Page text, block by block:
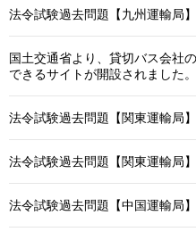
法令試験過去問題【九州運輸局
国土交通省より、貸切バス会社
できるサイトが開設されました。
法令試験過去問題【関東運輸局
法令試験過去問題【関東運輸局
法令試験過去問題【中国運輸局